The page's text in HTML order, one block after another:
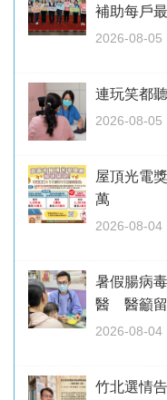
補助每戶
2026-08-05
連玩笑都
2026-08-05
屋頂光電
萬
2026-08-04
暑假腸病
醫 醫籲留
2026-08-04
竹北選情